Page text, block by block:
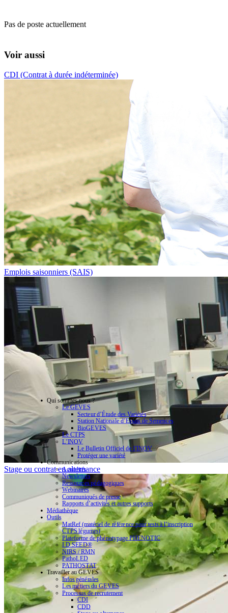
Pas de poste actuellement
Voir aussi
CDI (Contrat à durée indéterminée)
Emplois saisonniers (SAIS)
Stage ou contrat en alternance
Qui sommes-nous ?
Le GEVES
Secteur d’Étude des Variétés
Station Nationale d’Essais de Semences
BioGEVES
Le CTPS
L’INOV
Le Bulletin Officiel de l’INOV
Protéger une variété
Communications
Actualités
Newsletters
Ressources pédagogiques
Webinaires
Communiqués de presse
Rapports d’activités et autres supports
Médiathèque
Outils
MatRef (matériel de référence pour tests à l’inscription
CTPS légumes)
Plateforme de phénotypage PHENOTIC
I.D.SEED®
NIRS / RMN
PathoLED
PATHOSTAT
Travailler au GEVES
Infos générales
Les métiers du GEVES
Processus de recrutement
CDI
CDD